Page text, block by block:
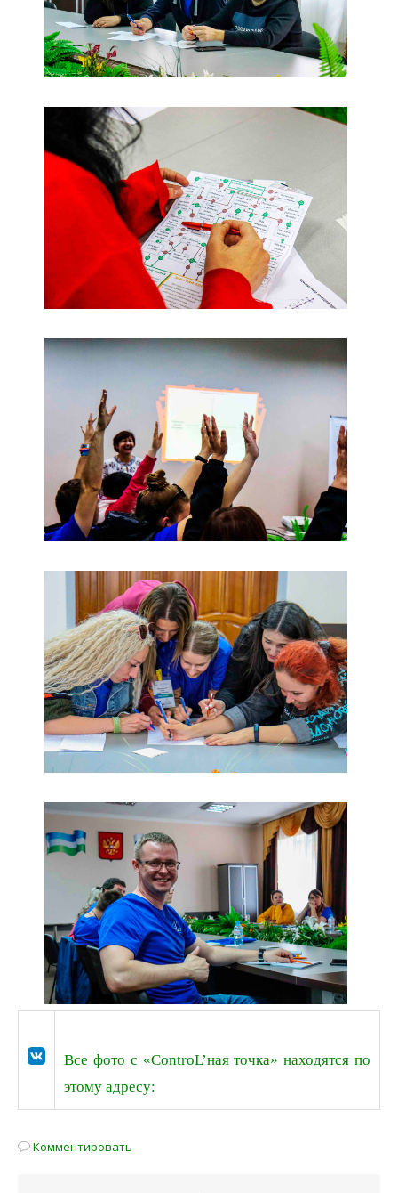
Все фото с «ControL’ная точка» находятся по
этому адресу:
Комментировать